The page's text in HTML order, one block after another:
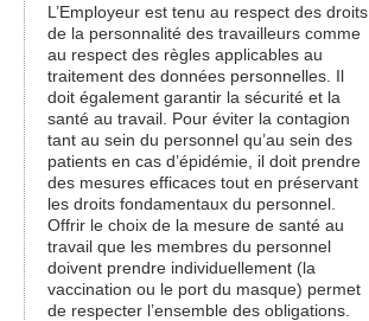
L’Employeur est tenu au respect des droits
de la personnalité des travailleurs comme
au respect des règles applicables au
traitement des données personnelles. Il
doit également garantir la sécurité et la
santé au travail. Pour éviter la contagion
tant au sein du personnel qu’au sein des
patients en cas d’épidémie, il doit prendre
des mesures efficaces tout en préservant
les droits fondamentaux du personnel.
Offrir le choix de la mesure de santé au
travail que les membres du personnel
doivent prendre individuellement (la
vaccination ou le port du masque) permet
de respecter l’ensemble des obligations.